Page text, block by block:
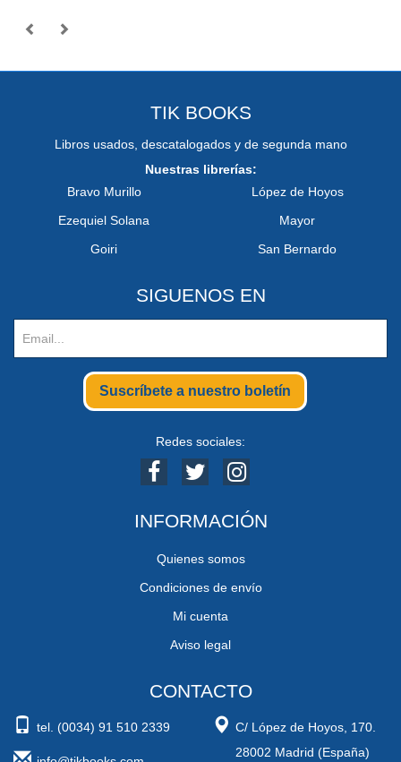
TIK BOOKS
Libros usados, descatalogados y de segunda mano
Nuestras librerías:
Bravo Murillo
Ezequiel Solana
Goiri
López de Hoyos
Mayor
San Bernardo
SIGUENOS EN
Suscríbete a nuestro boletín
Redes sociales:
INFORMACIÓN
Quienes somos
Condiciones de envío
Mi cuenta
Aviso legal
CONTACTO
tel. (0034) 91 510 2339
C/ López de Hoyos, 170.
28002 Madrid (España)